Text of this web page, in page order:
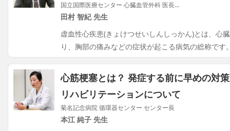
国立国際医療センター 心臓血管外科 医長...
田村 智紀 先生
虚血性心疾患(きょけつせいしんしっかん)とは、心
り、胸部の痛みなどの症状が起こる病気の総称です
心筋梗塞とは？ 発症する前に早めの対
リハビリテーションについて
菊名記念病院 循環器センター センター長
本江 純子 先生